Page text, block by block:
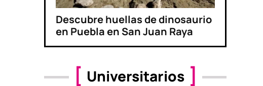
Descubre huellas de dinosaurio
en Puebla en San Juan Raya
Universitarios